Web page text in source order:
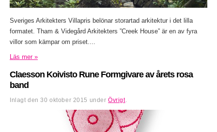
Sveriges Arkitekters Villapris belönar storartad arkitektur i det lilla
formatet. Tham & Videgård Arkitekters ”Creek House” är en av fyra
villor som kämpar om priset....
Läs mer »
Claesson Koivisto Rune Formgivare av årets rosa
band
Inlagt den30 oktober 2015 underÖvrigt.